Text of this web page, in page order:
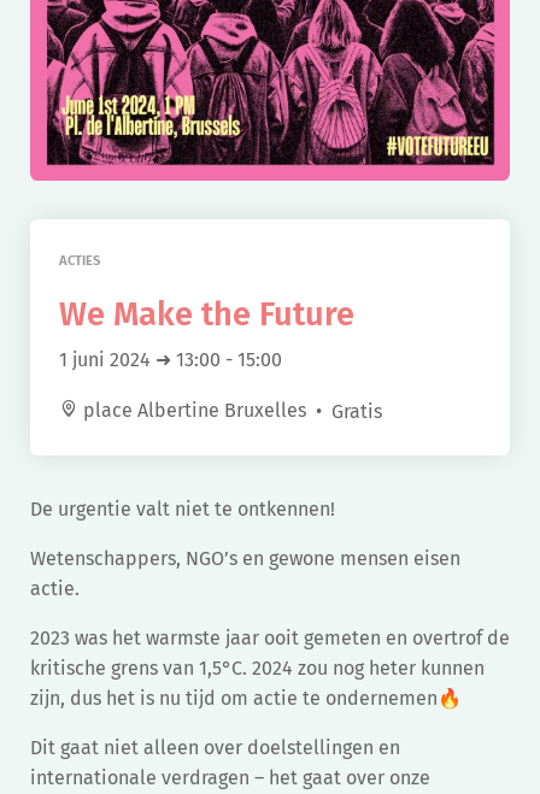
ACTIES
We Make the Future
1 juni 2024 ➜ 13:00 - 15:00
place Albertine Bruxelles Gratis
De urgentie valt niet te ontkennen!
Wetenschappers, NGO’s en gewone mensen eisen
actie.
2023 was het warmste jaar ooit gemeten en overtrof de
kritische grens van 1,5°C. 2024 zou nog heter kunnen
zijn, dus het is nu tijd om actie te ondernemen🔥
Dit gaat niet alleen over doelstellingen en
internationale verdragen – het gaat over onze